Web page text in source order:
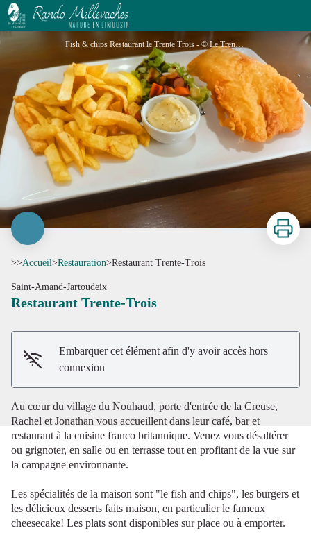
Restaurant Trente-Trois
Fish & chips Restaurant le Trente Trois - © Le Trente Trois
Voir l'image en plein écran
Imprimer
>>Accueil>Restauration>Restaurant Trente-Trois
Saint-Amand-Jartoudeix
Restaurant Trente-Trois
Embarquer cet élément afin d'y avoir accès hors
connexion
Au cœur du village du Nouhaud, porte d'entrée de la Creuse,
Rachel et Jonathan vous accueillent dans leur café, bar et
restaurant à la cuisine franco britannique. Venez vous désaltérer
ou grignoter, en salle ou en terrasse tout en profitant de la vue sur
la campagne environnante.
Les spécialités de la maison sont "le fish and chips", les burgers et
les délicieux desserts faits maison, en particulier le fameux
cheesecake! Les plats sont disponibles sur place ou à emporter.